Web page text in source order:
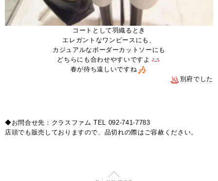
コートとして羽織るとき
エレガントなワンピースにも、
カジュアルなボーダーカットソーにも
どちらにも合わせやすいですよ
春が待ち遠しいですね
別府でした
◆お問合せ先：クラスファム TEL 092-741-7783
店頭でも販売しておりますので、品切れの際はご容赦ください。